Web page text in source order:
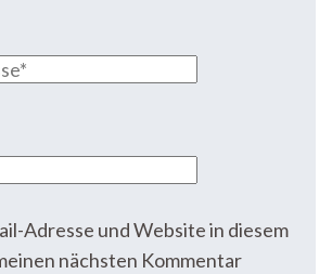
Adresse und Website in diesem
nächsten Kommentar